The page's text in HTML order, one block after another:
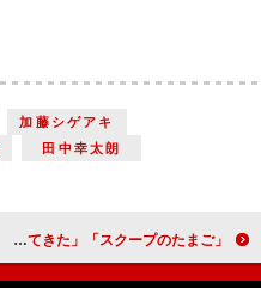
加藤シゲアキ
田中幸太朗
「スクープのたまご」日向子の背後を追う“謎の男”が登場 「事件の概要が見えて面白くなってきた」